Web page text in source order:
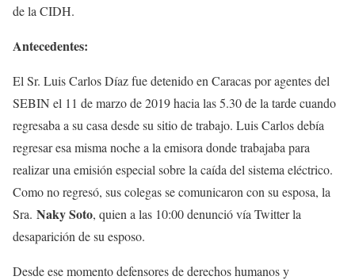
de la CIDH.
Antecedentes:
El Sr. Luis Carlos Díaz fue detenido en Caracas por agentes del
SEBIN el 11 de marzo de 2019 hacia las 5.30 de la tarde cuando
regresaba a su casa desde su sitio de trabajo. Luis Carlos debía
regresar esa misma noche a la emisora donde trabajaba para
realizar una emisión especial sobre la caída del sistema eléctrico.
Como no regresó, sus colegas se comunicaron con su esposa, la
Sra. Naky Soto, quien a las 10:00 denunció vía Twitter la
desaparición de su esposo.
Desde ese momento defensores de derechos humanos y